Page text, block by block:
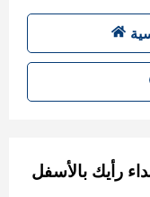
رأيك بالأسفل